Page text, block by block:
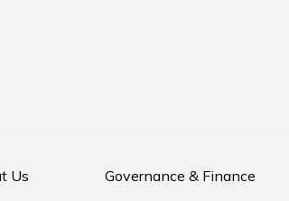
Us Governance & Finance